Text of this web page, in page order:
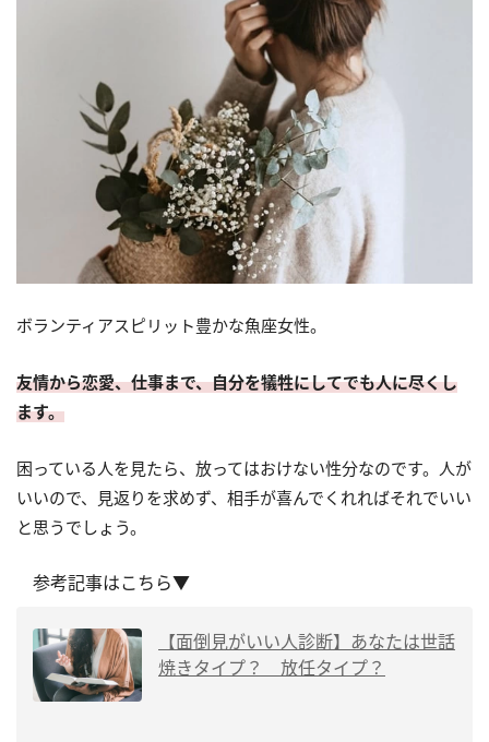
ボランティアスピリット豊かな魚座女性。
友情から恋愛、仕事まで、自分を犠牲にしてでも人に尽くし
ます。
困っている人を見たら、放ってはおけない性分なのです。人が
いいので、見返りを求めず、相手が喜んでくれればそれでいい
と思うでしょう。
参考記事はこちら▼
【面倒見がいい人診断】あなたは世話
焼きタイプ？ 放任タイプ？